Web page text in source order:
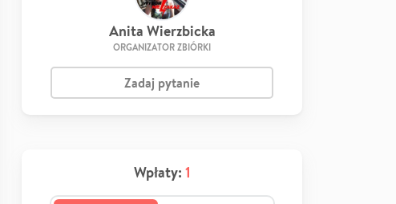
Anita Wierzbicka
ORGANIZATOR ZBIÓRKI
Zadaj pytanie
Wpłaty: 1